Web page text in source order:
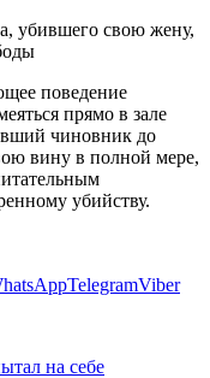
поведение
прямо в зале
чиновник до
вину в полной мере,
убийству.
TelegramViber
на себе